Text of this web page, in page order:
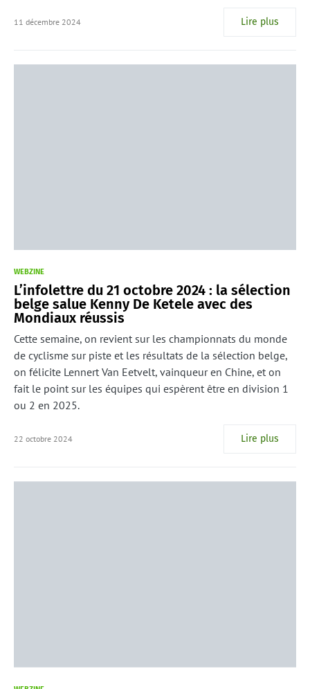
11 décembre 2024 Lire plus
WEBZINE
L’infolettre du 21 octobre 2024 : la sélection
belge salue Kenny De Ketele avec des
Mondiaux réussis
Cette semaine, on revient sur les championnats du monde
de cyclisme sur piste et les résultats de la sélection belge,
on félicite Lennert Van Eetvelt, vainqueur en Chine, et on
fait le point sur les équipes qui espèrent être en division 1
ou 2 en 2025.
22 octobre 2024 Lire plus